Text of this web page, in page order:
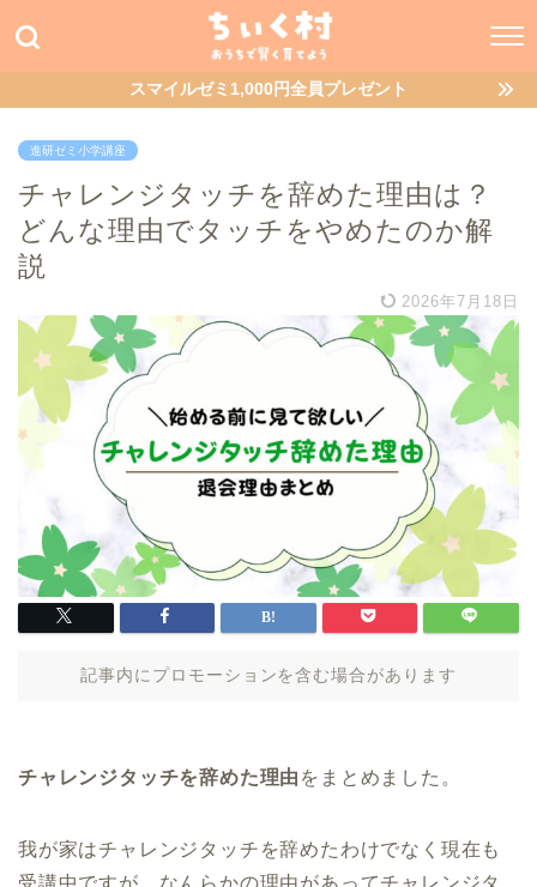
スマイルゼミ1,000円全員プレゼント
進研ゼミ小学講座
チャレンジタッチを辞めた理由は？
どんな理由でタッチをやめたのか解
説
2026年7月18日
記事内にプロモーションを含む場合があります
チャレンジタッチを辞めた理由 をまとめました。
我が家はチャレンジタッチを辞めたわけでなく現在も